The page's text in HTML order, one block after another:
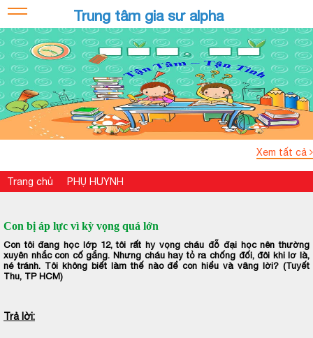
Trung tâm gia sư alpha
Xem tất cả
Trang chủ PHỤ HUYNH
Con bị áp lực vì kỳ vọng quá lớn
Con tôi đang học lớp 12, tôi rất hy vọng cháu đỗ đại học nên thường
xuyên nhắc con cố gắng. Nhưng cháu hay tỏ ra chống đối, đôi khi lơ là,
né tránh. Tôi không biết làm thế nào để con hiểu và vâng lời? (Tuyết
Thu, TP HCM)
Trả lời: